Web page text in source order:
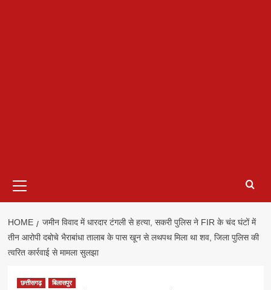
Menu
HOME
जमीन विवाद में धारदार टंगली से हत्या, सकरी पुलिस ने FIR के चंद घंटों में
तीन आरोपी दबोचे भैराबांधा तालाब के पास खून से लथपथ मिला था शव, जिला पुलिस की
त्वरित कार्रवाई से मामला सुलझा
छत्तीसगढ़ बिलासपुर